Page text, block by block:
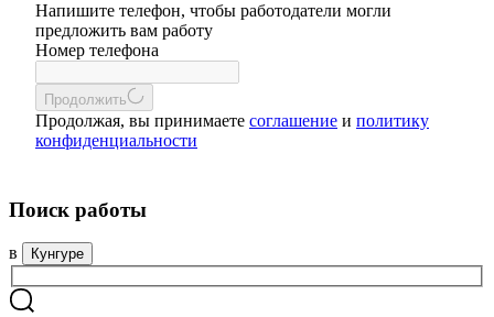
Напишите телефон, чтобы работодатели могли
предложить вам работу
Номер телефона
Продолжить
Продолжая, вы принимаете соглашение и политику
конфиденциальности
Поиск работы
в Кунгуре